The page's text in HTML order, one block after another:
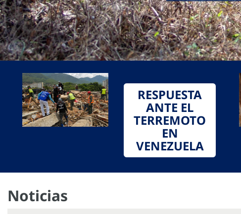
RESPUESTA
ANTE EL
TERREMOTO
EN
VENEZUELA
Noticias